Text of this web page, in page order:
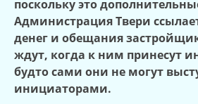
поскольку это
Администрация Твери
денег и обещания
ждут, когда к ним принесут
будто сами они не могут
инициаторами.